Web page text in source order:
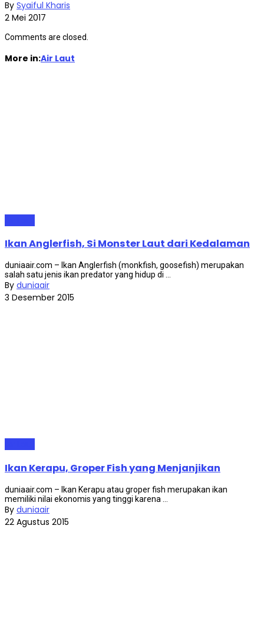
By Syaiful Kharis
2 Mei 2017
Comments are closed.
More in:Air Laut
Ikan Anglerfish, Si Monster Laut dari Kedalaman
duniaair.com – Ikan Anglerfish (monkfish, goosefish) merupakan
salah satu jenis ikan predator yang hidup di ...
By duniaair
3 Desember 2015
Ikan Kerapu, Groper Fish yang Menjanjikan
duniaair.com – Ikan Kerapu atau groper fish merupakan ikan
memiliki nilai ekonomis yang tinggi karena ...
By duniaair
22 Agustus 2015